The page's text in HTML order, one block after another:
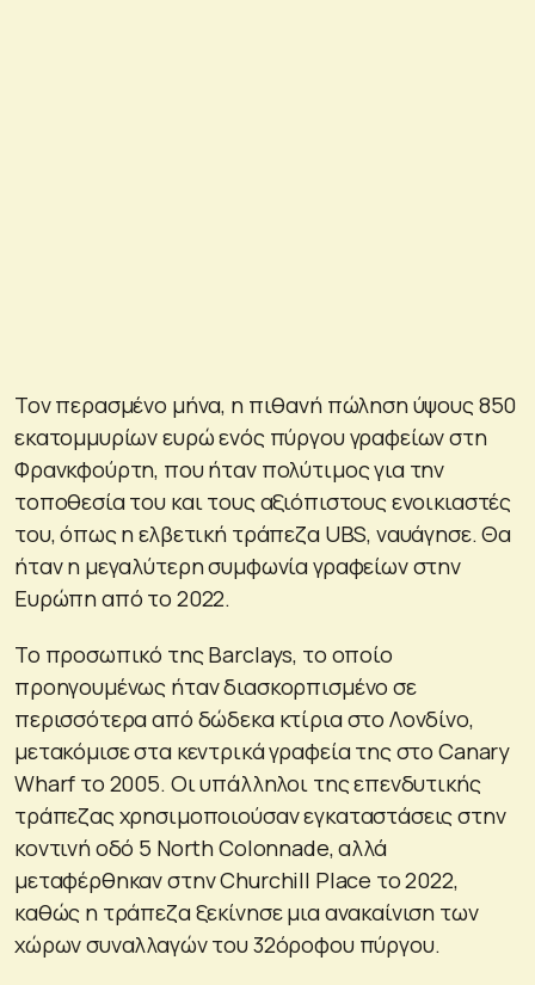
Τον περασμένο μήνα, η πιθανή πώληση ύψους 850
εκατομμυρίων ευρώ ενός πύργου γραφείων στη
Φρανκφούρτη, που ήταν πολύτιμος για την
τοποθεσία του και τους αξιόπιστους ενοικιαστές
του, όπως η ελβετική τράπεζα UBS, ναυάγησε. Θα
ήταν η μεγαλύτερη συμφωνία γραφείων στην
Ευρώπη από το 2022.
Το προσωπικό της Barclays, το οποίο
προηγουμένως ήταν διασκορπισμένο σε
περισσότερα από δώδεκα κτίρια στο Λονδίνο,
μετακόμισε στα κεντρικά γραφεία της στο Canary
Wharf το 2005. Οι υπάλληλοι της επενδυτικής
τράπεζας χρησιμοποιούσαν εγκαταστάσεις στην
κοντινή οδό 5 North Colonnade, αλλά
μεταφέρθηκαν στην Churchill Place το 2022,
καθώς η τράπεζα ξεκίνησε μια ανακαίνιση των
χώρων συναλλαγών του 32όροφου πύργου.